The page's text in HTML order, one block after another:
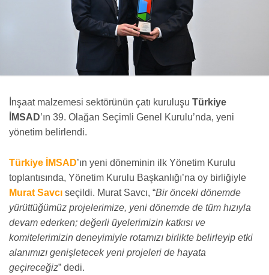
İnşaat malzemesi sektörünün çatı kuruluşu Türkiye
İMSAD’ın 39. Olağan Seçimli Genel Kurulu’nda, yeni
yönetim belirlendi.
Türkiye İMSAD’ın yeni döneminin ilk Yönetim Kurulu
toplantısında, Yönetim Kurulu Başkanlığı’na oy birliğiyle
Murat Savcı seçildi. Murat Savcı, “Bir önceki dönemde
yürüttüğümüz projelerimize, yeni dönemde de tüm hızıyla
devam ederken; değerli üyelerimizin katkısı ve
komitelerimizin deneyimiyle rotamızı birlikte belirleyip etki
alanımızı genişletecek yeni projeleri de hayata
geçireceğiz” dedi.